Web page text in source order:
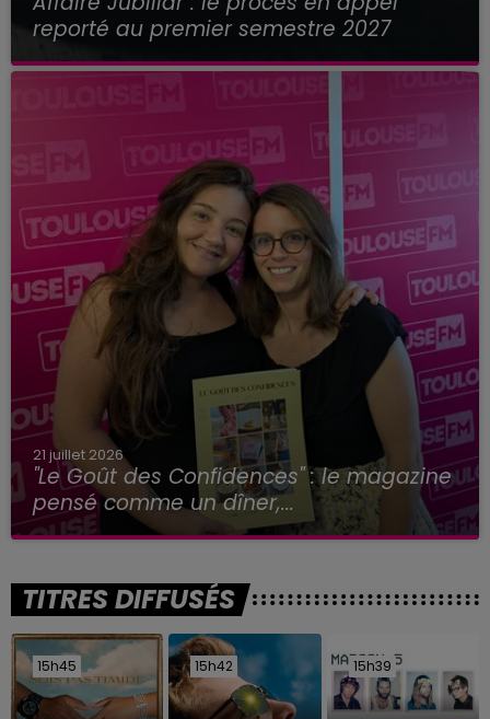
reporté au premier semestre 2027
21 juillet 2026
"Le Goût des Confidences" : le magazine
pensé comme un dîner,...
TITRES DIFFUSÉS
15h45
15h45 15h42
15h42 15h39
15h39